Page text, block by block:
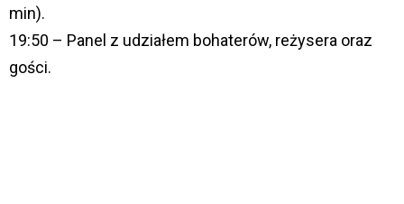
min).
19:50 – Panel z udziałem bohaterów, reżysera oraz
gości.